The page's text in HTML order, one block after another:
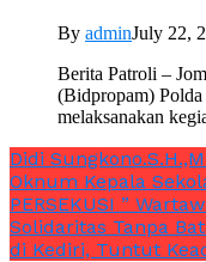
By adminJuly 22,
Berita Patroli –
(Bidpropam)
melaksanakan
Didi
Oknum Kepala
PERSEKUSI ”
Solidaritas Tanpa
di Kediri, Tuntut